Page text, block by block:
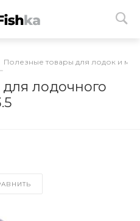
Полезные товары для лодок и
лодочного